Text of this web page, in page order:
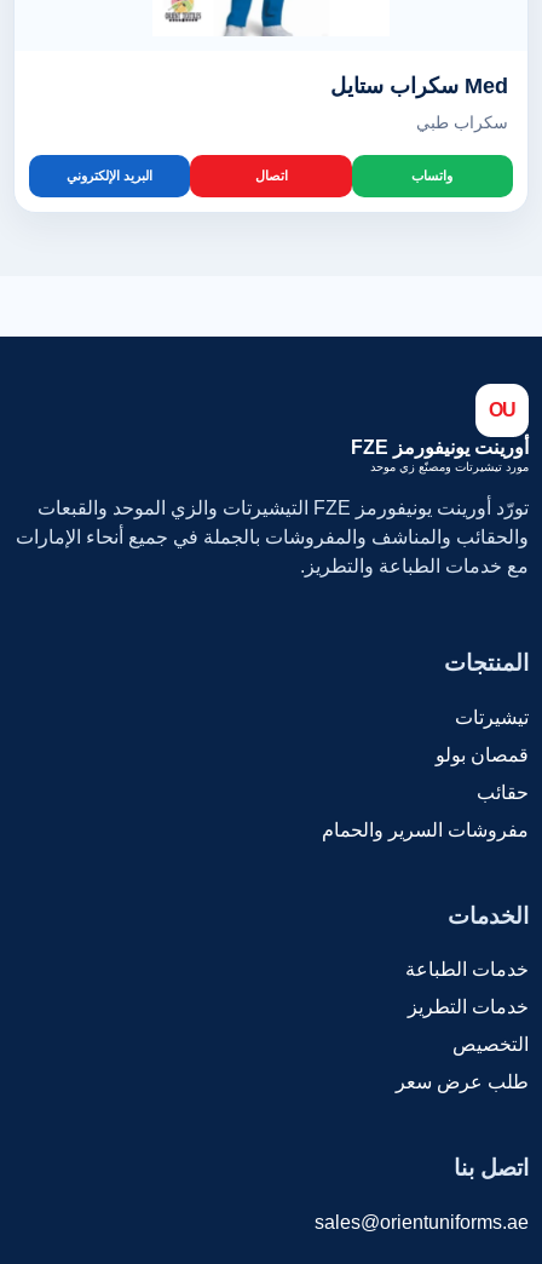
Med سكراب ستايل
سكراب طبي
واتساب اتصال البريد الإلكتروني
OU
أورينت يونيفورمز FZE
مورد تيشيرتات ومصنّع زي موحد
تورّد أورينت يونيفورمز FZE التيشيرتات والزي الموحد والقبعات
والحقائب والمناشف والمفروشات بالجملة في جميع أنحاء الإمارات
مع خدمات الطباعة والتطريز.
المنتجات
تيشيرتات
قمصان بولو
حقائب
مفروشات السرير والحمام
الخدمات
خدمات الطباعة
خدمات التطريز
التخصيص
طلب عرض سعر
اتصل بنا
sales@orientuniforms.ae